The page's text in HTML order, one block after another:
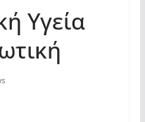
Υγεία